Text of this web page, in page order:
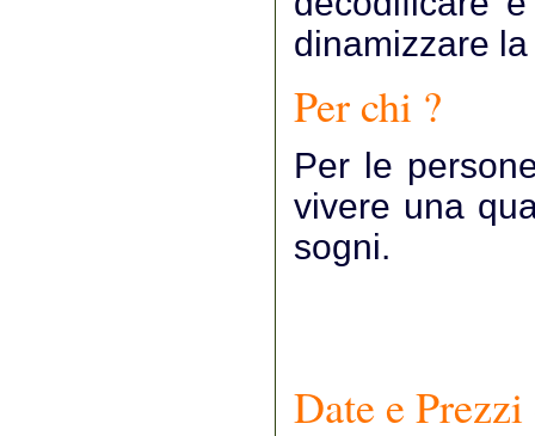
dinamizzare
Per chi ?
Per le
vivere una
sogni.
Date e